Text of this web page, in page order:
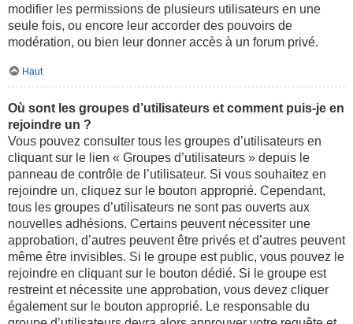
modifier les permissions de plusieurs utilisateurs en une
seule fois, ou encore leur accorder des pouvoirs de
modération, ou bien leur donner accès à un forum privé.
Haut
Où sont les groupes d’utilisateurs et comment puis-je en
rejoindre un ?
Vous pouvez consulter tous les groupes d’utilisateurs en
cliquant sur le lien « Groupes d’utilisateurs » depuis le
panneau de contrôle de l’utilisateur. Si vous souhaitez en
rejoindre un, cliquez sur le bouton approprié. Cependant,
tous les groupes d’utilisateurs ne sont pas ouverts aux
nouvelles adhésions. Certains peuvent nécessiter une
approbation, d’autres peuvent être privés et d’autres peuvent
même être invisibles. Si le groupe est public, vous pouvez le
rejoindre en cliquant sur le bouton dédié. Si le groupe est
restreint et nécessite une approbation, vous devez cliquer
également sur le bouton approprié. Le responsable du